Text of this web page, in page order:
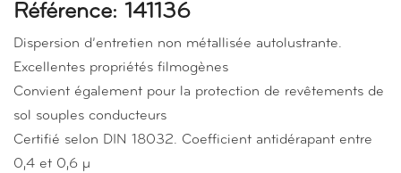
Référence: 141136
Dispersion d’entretien non métallisée autolustrante.
Excellentes propriétés filmogènes
Convient également pour la protection de revêtements de
sol souples conducteurs
Certifié selon DIN 18032. Coefficient antidérapant entre
0,4 et 0,6 µ